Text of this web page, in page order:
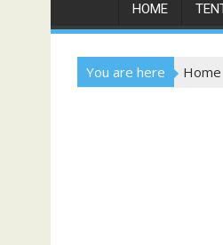
HOME
You are here Home